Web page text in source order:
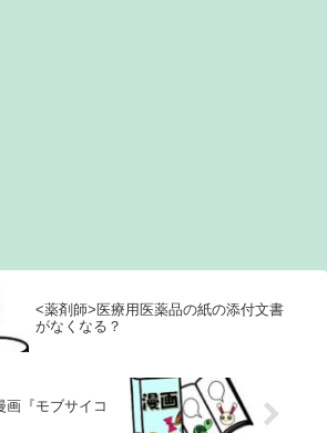
<薬剤師>医療用医薬品の紙の添付文書
がなくなる？
画『モブサイコ